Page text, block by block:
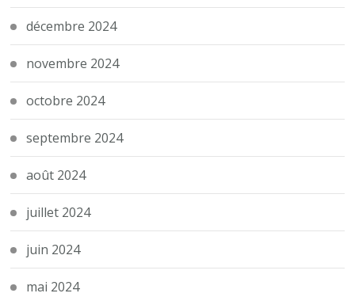
décembre 2024
novembre 2024
octobre 2024
septembre 2024
août 2024
juillet 2024
juin 2024
mai 2024